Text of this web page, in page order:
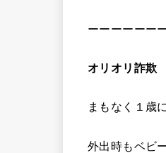
ーーーーーー
オリオリ詐欺
まもなく１歳
外出時もベビ